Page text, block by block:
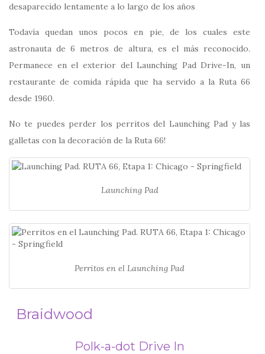
desaparecido lentamente a lo largo de los años
Todavía quedan unos pocos en pie, de los cuales este
astronauta de 6 metros de altura, es el más reconocido.
Permanece en el exterior del Launching Pad Drive-In, un
restaurante de comida rápida que ha servido a la Ruta 66
desde 1960.
No te puedes perder los perritos del Launching Pad y las
galletas con la decoración de la Ruta 66!
Launching Pad
Perritos en el Launching Pad
Braidwood
Polk-a-dot Drive In